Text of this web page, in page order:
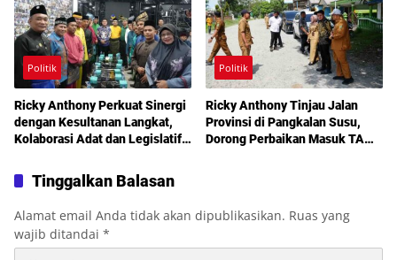
Politik
Ricky Anthony Perkuat Sinergi
dengan Kesultanan Langkat,
Kolaborasi Adat dan Legislatif
Politik
Ricky Anthony Tinjau Jalan
Provinsi di Pangkalan Susu,
Dorong Perbaikan Masuk TA
Tinggalkan Balasan
Alamat email Anda tidak akan dipublikasikan. Ruas yang
wajib ditandai *